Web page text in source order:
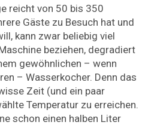
reicht von 50 bis 350
Gäste zu Besuch hat und
kann zwar beliebig viel
beziehen, degradiert
gewöhnlichen – wenn
– Wasserkocher. Denn das
Zeit (und ein paar
Temperatur zu erreichen.
schon einen halben Liter